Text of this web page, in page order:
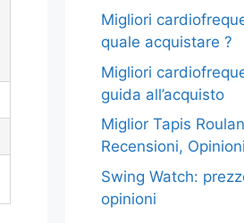
Migliori
quale acquistare ?
Migliori
guida all’acquisto
Miglior Tapis
Recensioni,
Swing Watch:
opinioni